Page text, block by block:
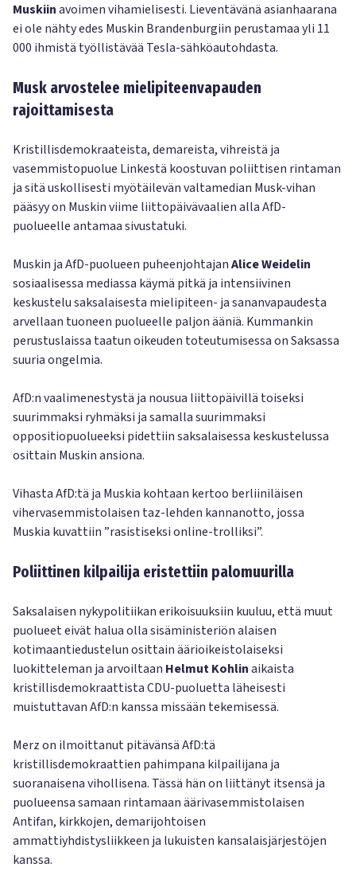
Muskiinavoimen vihamielisesti. Lieventävänä asianhaarana
ei ole nähty edes Muskin Brandenburgiin perustamaa yli 11
000 ihmistä työllistävää Tesla-sähköautohdasta.
Musk arvostelee mielipiteenvapauden
rajoittamisesta
Kristillisdemokraateista, demareista, vihreistä ja
vasemmistopuolue Linkestä koostuvan poliittisen rintaman
ja sitä uskollisesti myötäilevän valtamedian Musk-vihan
pääsyy on Muskin viime liittopäivävaalien alla AfD-
puolueelle antamaa sivustatuki.
Muskin ja AfD-puolueen puheenjohtajanAlice Weidelin
sosiaalisessa mediassa käymä pitkä ja intensiivinen
keskustelu saksalaisesta mielipiteen- ja sananvapaudesta
arvellaan tuoneen puolueelle paljon ääniä. Kummankin
perustuslaissa taatun oikeuden toteutumisessa on Saksassa
suuria ongelmia.
AfD:n vaalimenestystä ja nousua liittopäivillä toiseksi
suurimmaksi ryhmäksi ja samalla suurimmaksi
oppositiopuolueeksi pidettiin saksalaisessa keskustelussa
osittain Muskin ansiona.
Vihasta AfD:tä ja Muskia kohtaan kertoo berliiniläisen
vihervasemmistolaisen taz-lehden kannanotto, jossa
Muskia kuvattiin ”rasistiseksi online-trolliksi”.
Poliittinen kilpailija eristettiin palomuurilla
Saksalaisen nykypolitiikan erikoisuuksiin kuuluu, että muut
puolueet eivät halua olla sisäministeriön alaisen
kotimaantiedustelun osittain äärioikeistolaiseksi
luokitteleman ja arvoiltaan Helmut Kohlinaikaista
kristillisdemokraattista CDU-puoluetta läheisesti
muistuttavan AfD:n kanssa missään tekemisessä.
Merz on ilmoittanut pitävänsä AfD:tä
kristillisdemokraattien pahimpana kilpailijana ja
suoranaisena vihollisena. Tässä hän on liittänyt itsensä ja
puolueensa samaan rintamaan äärivasemmistolaisen
Antifan, kirkkojen, demarijohtoisen
ammattiyhdistysliikkeen ja lukuisten kansalaisjärjestöjen
kanssa.